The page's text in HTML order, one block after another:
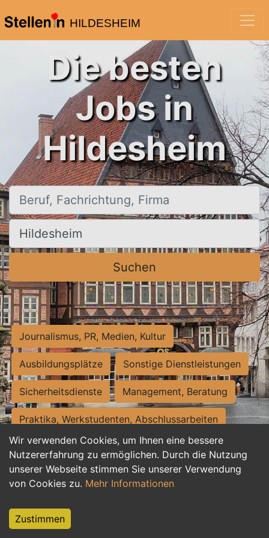
HILDESHEIM
Wir verwenden Cookies, um Ihnen eine bessere
Nutzererfahrung zu ermöglichen. Durch die Nutzung
unserer Webseite stimmen Sie unserer Verwendung
von Cookies zu. Mehr Informationen
Zustimmen
Die besten
Jobs in
Hildesheim
Beruf, Fachrichtung, Firma
Ort, Stadt
Suchen
Journalismus, PR, Medien, Kultur
Ausbildungsplätze Sonstige Dienstleistungen
Sicherheitsdienste Management, Beratung
Praktika, Werkstudenten, Abschlussarbeiten
Personalwesen Assistenz, Sekretariat
Hilfskräfte, Aushilfs- und Nebenjobs
Weiterbildung, Studium, duale Ausbildung